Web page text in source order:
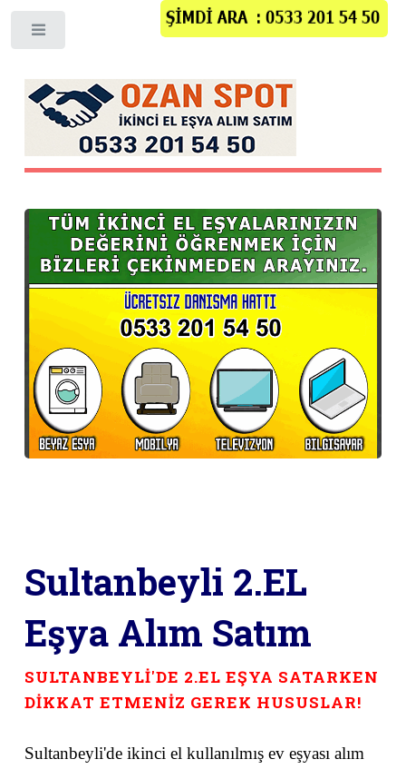
Sultanbeyli 2.EL
Eşya Alım Satım
SULTANBEYLİ'DE 2.EL EŞYA SATARKEN
DİKKAT ETMENİZ GEREK HUSUSLAR!
Sultanbeyli'de ikinci el kullanılmış ev eşyası alım